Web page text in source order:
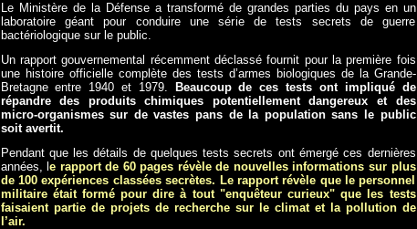
Le Ministère de la Défense a transformé de grandes parties du pays en un
laboratoire géant pour conduire une série de tests secrets de guerre
bactériologique sur le public.
Un rapport gouvernemental récemment déclassé fournit pour la première fois
une histoire officielle complète des tests d’armes biologiques de la Grande-
Bretagne entre 1940 et 1979.
Beaucoup de ces tests ont impliqué de
répandre des produits chimiques potentiellement dangereux et des
micro-organismes sur de vastes pans de la population sans le public
soit avertit.
Pendant que les détails de quelques tests secrets ont émergé ces dernières
années, le rapport de 60 pages révèle de nouvelles informations sur plus
de 100 expériences classées secrètes. Le rapport révèle que le personnel
militaire était formé pour dire à tout "enquêteur curieux" que les tests
faisaient partie de projets de recherche sur le climat et la pollution de
l’air.